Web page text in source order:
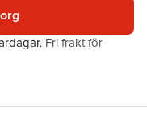
. Fri frakt för